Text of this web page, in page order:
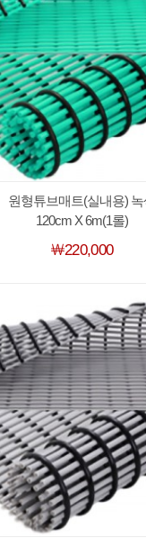
원형튜브매트(실내용) 녹
120cm X 6m(1롤)
￦220,000